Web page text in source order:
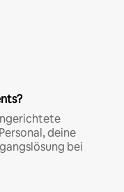
deine
bei